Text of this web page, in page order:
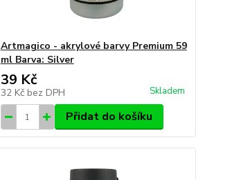
Artmagico - akrylové barvy Premium 59
ml Barva: Silver
39 Kč
32 Kč bez DPH Skladem
Přidat do košíku